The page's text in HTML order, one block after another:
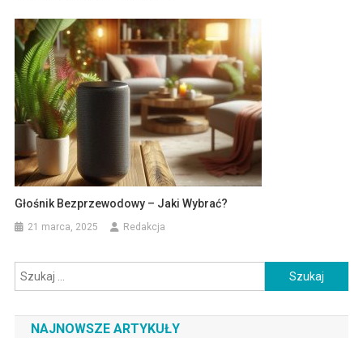
Głośnik Bezprzewodowy – Jaki Wybrać?
21 marca, 2025 Redakcja
Szukaj:
NAJNOWSZE ARTYKUŁY